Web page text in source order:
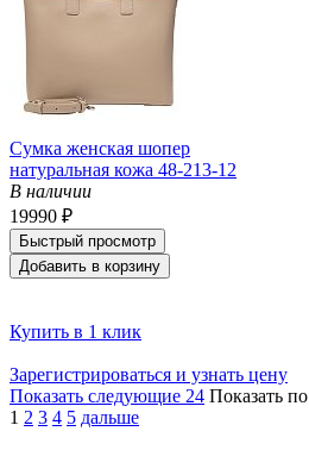
Сумка женская шопер
натуральная кожа 48-213-12
В наличии
19990 ₽
Быстрый просмотр
Добавить в корзину
Купить в 1 клик
Зарегистрироваться и узнать цену
Показать следующие 24 Показать по
1 2 3 4 5 дальше